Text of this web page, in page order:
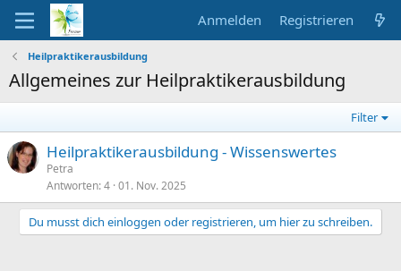
Anmelden Registrieren
Heilpraktikerausbildung
Allgemeines zur Heilpraktikerausbildung
Filter
Heilpraktikerausbildung - Wissenswertes
Petra
Antworten 4 01. Nov. 2025
Du musst dich einloggen oder registrieren, um hier zu schreiben.